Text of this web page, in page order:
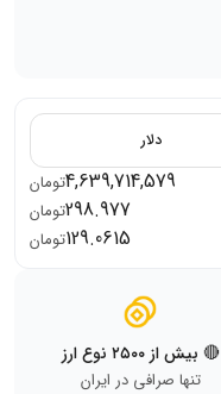
دلار
4,639,714,579تومان
298.977تومان
129.0615تومان
🔴 بیش از ۲۵۰۰ نوع ارز
تنها صرافی در ایران